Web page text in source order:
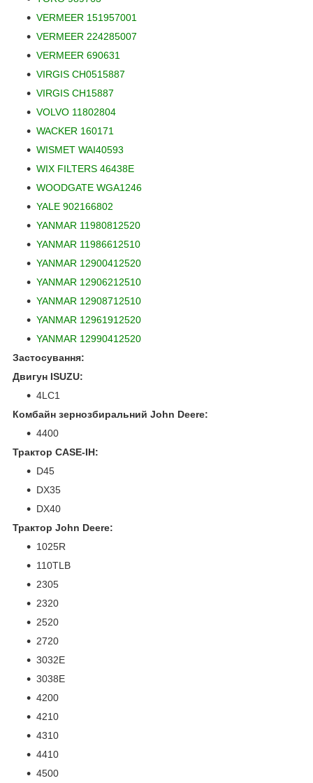
VERMEER 151957001
VERMEER 224285007
VERMEER 690631
VIRGIS CH0515887
VIRGIS CH15887
VOLVO 11802804
WACKER 160171
WISMET WAI40593
WIX FILTERS 46438E
WOODGATE WGA1246
YALE 902166802
YANMAR 11980812520
YANMAR 11986612510
YANMAR 12900412520
YANMAR 12906212510
YANMAR 12908712510
YANMAR 12961912520
YANMAR 12990412520
Застосування:
Двигун ISUZU:
4LC1
Комбайн зернозбиральний John Deere:
4400
Трактор CASE-IH:
D45
DX35
DX40
Трактор John Deere:
1025R
110TLB
2305
2320
2520
2720
3032E
3038E
4200
4210
4310
4410
4500